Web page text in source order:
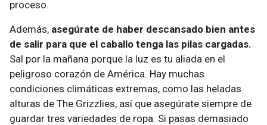
proceso.
Además, asegúrate de haber descansado bien antes
de salir para que el caballo tenga las pilas cargadas.
Sal por la mañana porque la luz es tu aliada en el
peligroso corazón de América. Hay muchas
condiciones climáticas extremas, como las heladas
alturas de The Grizzlies, así que asegúrate siempre de
guardar tres variedades de ropa. Si pasas demasiado